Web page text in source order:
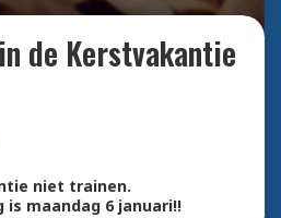
de Kerstvakantie
niet trainen.
maandag 6 januari!!